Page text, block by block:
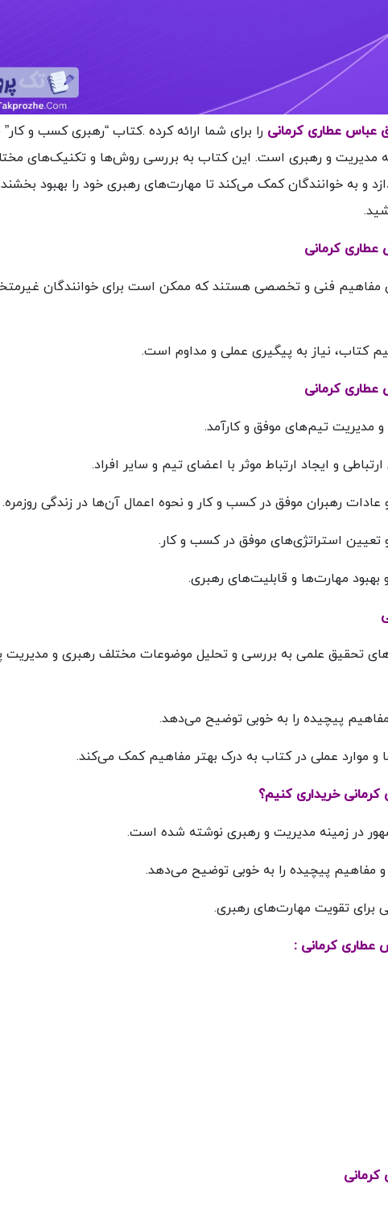
عباس عطاری کرمانی را برای شما ارائه کرده .کتاب “رهبری کسب و
مدیریت و رهبری است. این کتاب به بررسی روش‌ها و تکنیک‌های
و به خوانندگان کمک می‌کند تا مهارت‌های رهبری خود را بهبود
کرمانی
مفاهیم فنی و تخصصی هستند که ممکن است برای خوانندگان
کتاب، نیاز به پیگیری عملی و مداوم است.
کرمانی
و مدیریت تیم‌های موفق و کارآمد.
و ایجاد ارتباط موثر با اعضای تیم و سایر افراد.
رهبران موفق در کسب و کار و نحوه اعمال آن‌ها در زندگی روزمره.
تعیین استراتژی‌های موفق در کسب و کار.
بهبود مهارت‌ها و قابلیت‌های رهبری.
تحقیق علمی به بررسی و تحلیل موضوعات مختلف رهبری و مدیریت
پیچیده را به خوبی توضیح می‌دهد.
و موارد عملی در کتاب به درک بهتر مفاهیم کمک می‌کند.
خریداری کنیم؟
در زمینه مدیریت و رهبری نوشته شده است.
مفاهیم پیچیده را به خوبی توضیح می‌دهد.
برای تقویت مهارت‌های رهبری.
کرمانی :